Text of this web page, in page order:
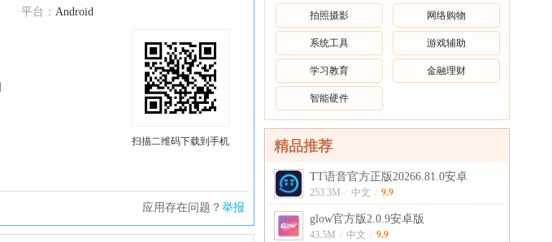
平台： Android
应用存在问题？ 举报
扫描二维码下载到手机
拍照摄影 网络购物
系统工具 游戏辅助
学习教育 金融理财
智能硬件
精品推荐
TT语音官方正版20266.81.0安卓
253.3M / 中文 / 9.9
glow官方版2.0.9安卓版
43.5M / 中文 / 9.9